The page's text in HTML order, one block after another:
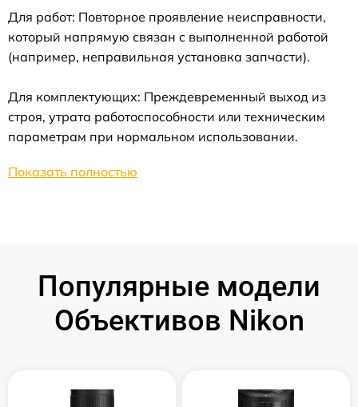
Для работ: Повторное проявление неисправности,
который напрямую связан с выполненной работой
(например, неправильная установка запчасти).
Для комплектующих: Преждевременный выход из
строя, утрата работоспособности или техническим
параметрам при нормальном использовании.
Показать полностью
Популярные модели
Объективов Nikon